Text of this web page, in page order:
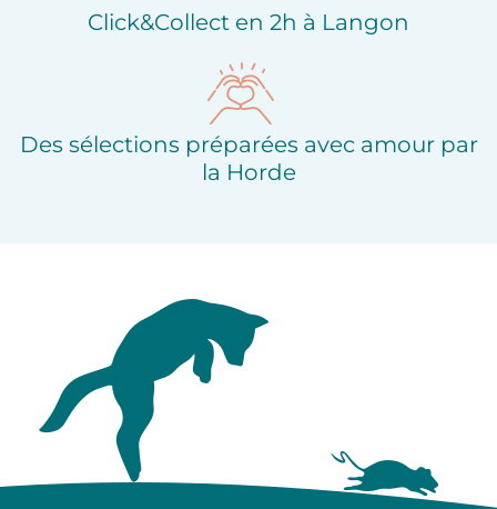
Click&Collect en 2h à Langon
Des sélections préparées avec amour par
la Horde